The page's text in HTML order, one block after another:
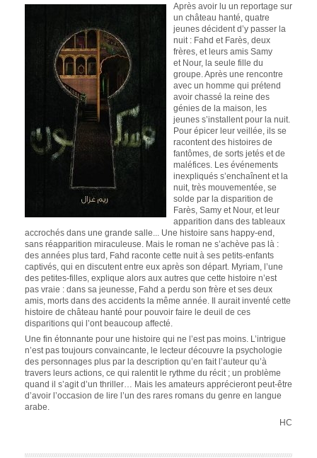
Après avoir lu un reportage sur
un château hanté, quatre
jeunes décident d’y passer la
nuit : Fahd et Farès, deux
frères, et leurs amis Samy
et Nour, la seule fille du
groupe. Après une rencontre
avec un homme qui prétend
avoir chassé la reine des
génies de la maison, les
jeunes s’installent pour la nuit.
Pour épicer leur veillée, ils se
racontent des histoires de
fantômes, de sorts jetés et de
maléfices. Les événements
inexpliqués s’enchaînent et la
nuit, très mouvementée, se
solde par la disparition de
Farès, Samy et Nour, et leur
apparition dans des tableaux
accrochés dans une grande salle... Une histoire sans happy-end,
sans réapparition miraculeuse. Mais le roman ne s’achève pas là :
des années plus tard, Fahd raconte cette nuit à ses petits-enfants
captivés, qui en discutent entre eux après son départ. Myriam, l’une
des petites-filles, explique alors aux autres que cette histoire n’est
pas vraie : dans sa jeunesse, Fahd a perdu son frère et ses deux
amis, morts dans des accidents la même année. Il aurait inventé cette
histoire de château hanté pour pouvoir faire le deuil de ces
disparitions qui l’ont beaucoup affecté.
Une fin étonnante pour une histoire qui ne l’est pas moins. L’intrigue
n’est pas toujours convaincante, le lecteur découvre la psychologie
des personnages plus par la description qu’en fait l’auteur qu’à
travers leurs actions, ce qui ralentit le rythme du récit ; un problème
quand il s’agit d’un thriller… Mais les amateurs apprécieront peut-être
d’avoir l’occasion de lire l’un des rares romans du genre en langue
arabe.
HC